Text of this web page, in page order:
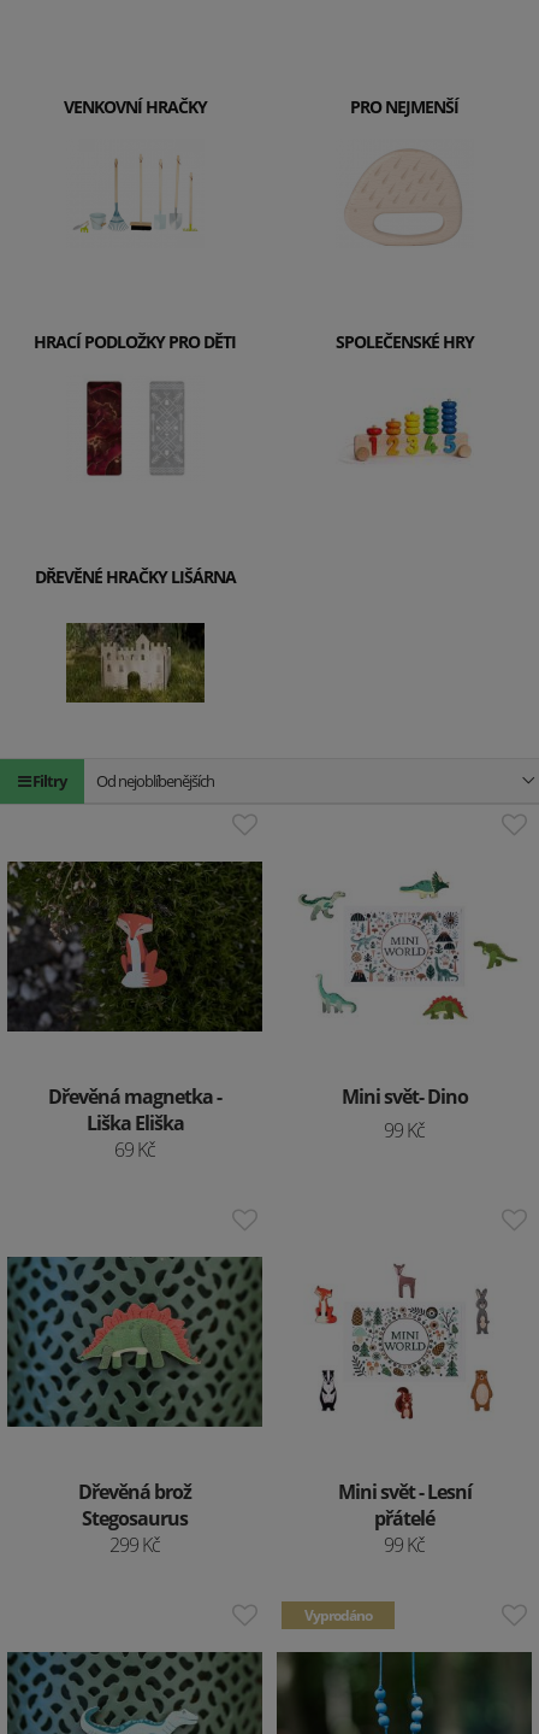
VENKOVNÍ HRAČKY PRO NEJMENŠÍ
HRACÍ PODLOŽKY PRO DĚTI SPOLEČENSKÉ HRY
DŘEVĚNÉ HRAČKY LIŠÁRNA
Filtry Od nejoblíbenějších
Dřevěná magnetka -
Liška Eliška
69 Kč
Mini svět- Dino
99 Kč
Dřevěná brož
Stegosaurus
299 Kč
Mini svět - Lesní
přátelé
99 Kč
Vyprodáno